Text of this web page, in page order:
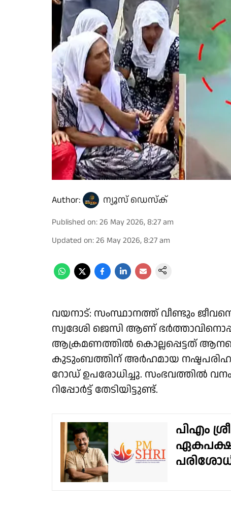
Author: ന്യൂസ് ഡെസ്ക്
Published on:26 May 2026, 8:27 am
Updated on:26 May 2026, 8:27 am
വയനാട്: സംസ്ഥാനത്ത് വീണ്ടും
സ്വദേശി ജെസി ആണ്
ആക്രമണത്തിൽ കൊല്ലപ്പെട്ടത്
കുടുംബത്തിന് അർഹമായ
റോഡ് ഉപരോധിച്ചു. സംഭവത്തിൽ
റിപ്പോർട്ട് തേടിയിട്ടുണ്ട്.
പിഎം